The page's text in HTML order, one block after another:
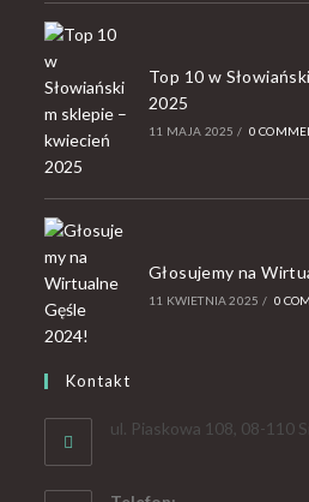
Top 10 w
2025
11 MAJA 2025 / 0
Głosujemy na
11 KWIETNIA 2025 / 0
Kontakt
ul. Piaskowa 108, 08-110